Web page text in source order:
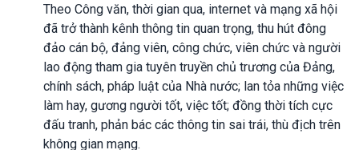
Theo Công văn, thời gian qua, internet và mạng xã hội
đã trở thành kênh thông tin quan trọng, thu hút đông
đảo cán bộ, đảng viên, công chức, viên chức và người
lao động tham gia tuyên truyền chủ trương của Đảng,
chính sách, pháp luật của Nhà nước; lan tỏa những việc
làm hay, gương người tốt, việc tốt; đồng thời tích cực
đấu tranh, phản bác các thông tin sai trái, thù địch trên
không gian mạng.